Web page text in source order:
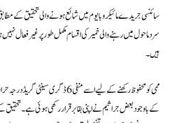
سائنسی جریدے مائیکروبایوم میں شائع ہونے والی تحقیق کے
سرد ماحول میں رہنے والی خمیر کی اقسام مکمل طور پر غیر فعال
ہیں۔
ممی کو محفوظ رکھنے کے لیے اسے
کے باوجود بعض جراثیم نے اپنی بقا برقرار رکھی ہوئی ہے۔ تحقیق